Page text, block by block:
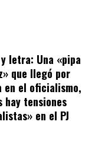
letra: Una «pipa
que llegó por
en el oficialismo,
hay tensiones
en el PJ